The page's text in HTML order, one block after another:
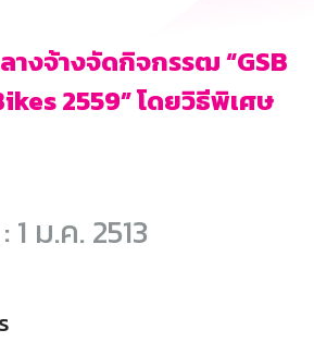
างจ้างจัดกิจกรรฒ “GSB
2559” โดยวิธีพิเศษ
ม.ค. 2513